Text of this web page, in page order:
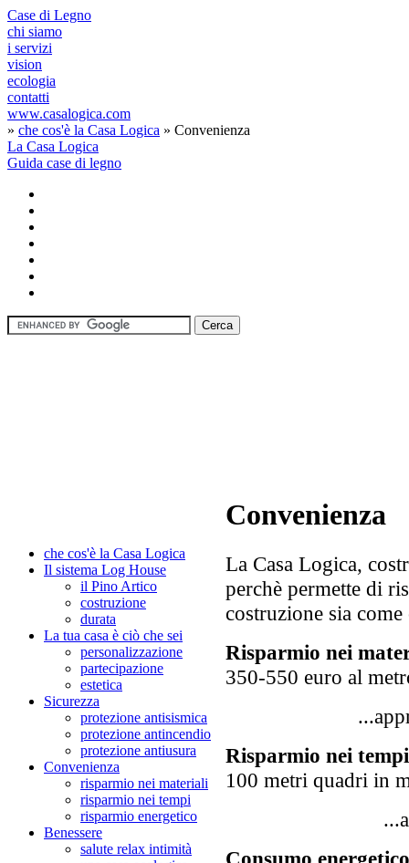
Case di Legno
chi siamo
i servizi
vision
ecologia
contatti
www.casalogica.com
» che cos'è la Casa Logica » Convenienza
La Casa Logica
Guida case di legno
che cos'è la Casa Logica
Il sistema Log House
il Pino Artico
costruzione
durata
La tua casa è ciò che sei
personalizzazione
partecipazione
estetica
Sicurezza
protezione antisismica
protezione antincendio
protezione antiusura
Convenienza
risparmio nei materiali
risparmio nei tempi
risparmio energetico
Benessere
salute relax intimità
Convenienza
La Casa Logica,
perchè permette di
costruzione sia
Risparmio nei
350-550 euro al
Risparmio nei tempi
100 metri quadri in